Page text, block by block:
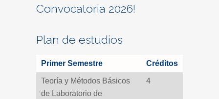
Convocatoria 2026!
Plan de estudios
Primer Semestre Créditos
Teoría y Métodos Básicos
de Laboratorio de
4